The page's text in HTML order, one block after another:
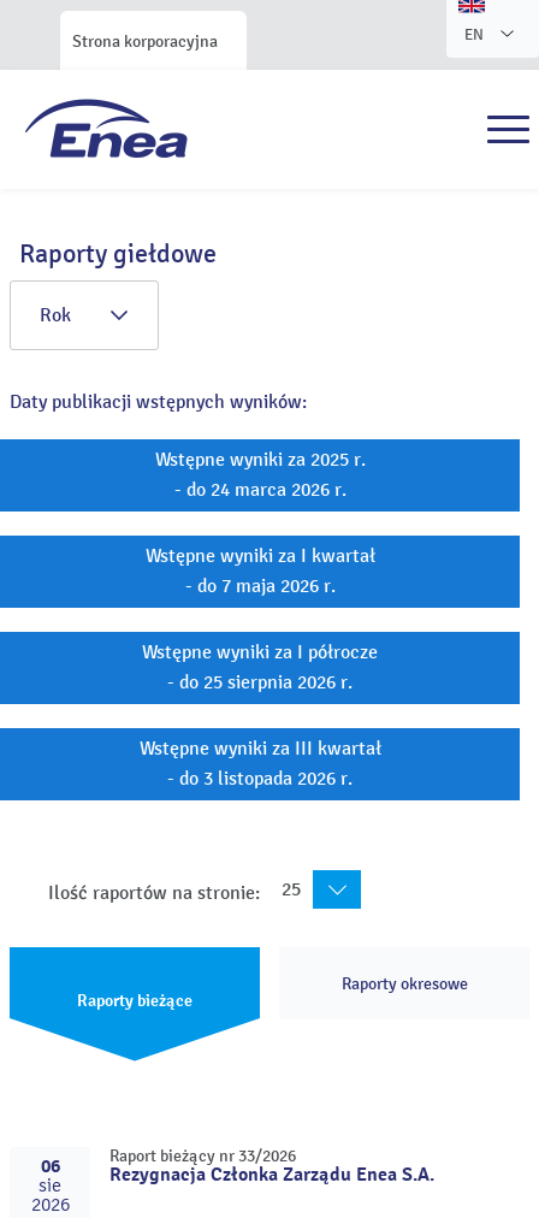
Strona korporacyjna EN
Raporty giełdowe
Rok
Daty publikacji wstępnych wyników:
Wstępne wyniki za 2025 r.
- do 24 marca 2026 r.
Wstępne wyniki za I kwartał
- do 7 maja 2026 r.
Wstępne wyniki za I półrocze
- do 25 sierpnia 2026 r.
Wstępne wyniki za III kwartał
- do 3 listopada 2026 r.
Ilość raportów na stronie: 25
Raporty bieżące
Raporty okresowe
06
sie
2026
Raport bieżący nr 33/2026
Rezygnacja Członka Zarządu Enea S.A.